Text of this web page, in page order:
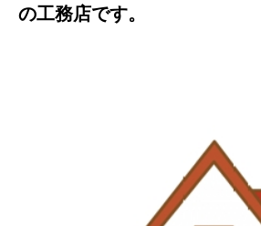
の工務店です。